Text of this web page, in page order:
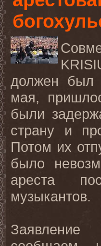
должен был
мая,
были
страну и
Потом их
было
ареста
музыкантов.